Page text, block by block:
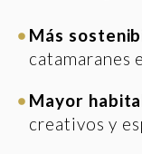
Más
catamaranes
Mayor
creativos y